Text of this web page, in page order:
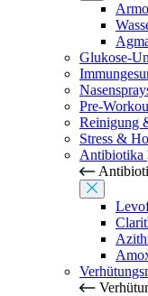
Glukose-
Pre-
Reinigung
Stress &
Antibiotika